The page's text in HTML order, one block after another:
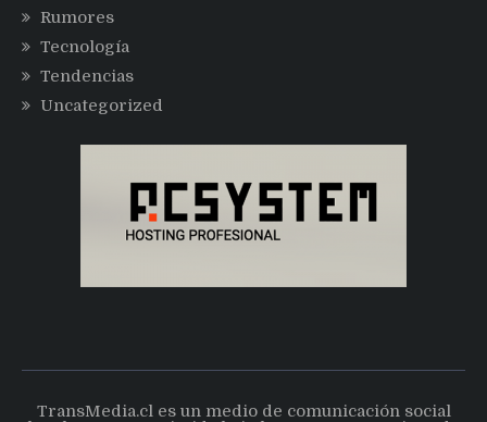
Rumores
Tecnología
Tendencias
Uncategorized
TransMedia.cl es un medio de comunicación social